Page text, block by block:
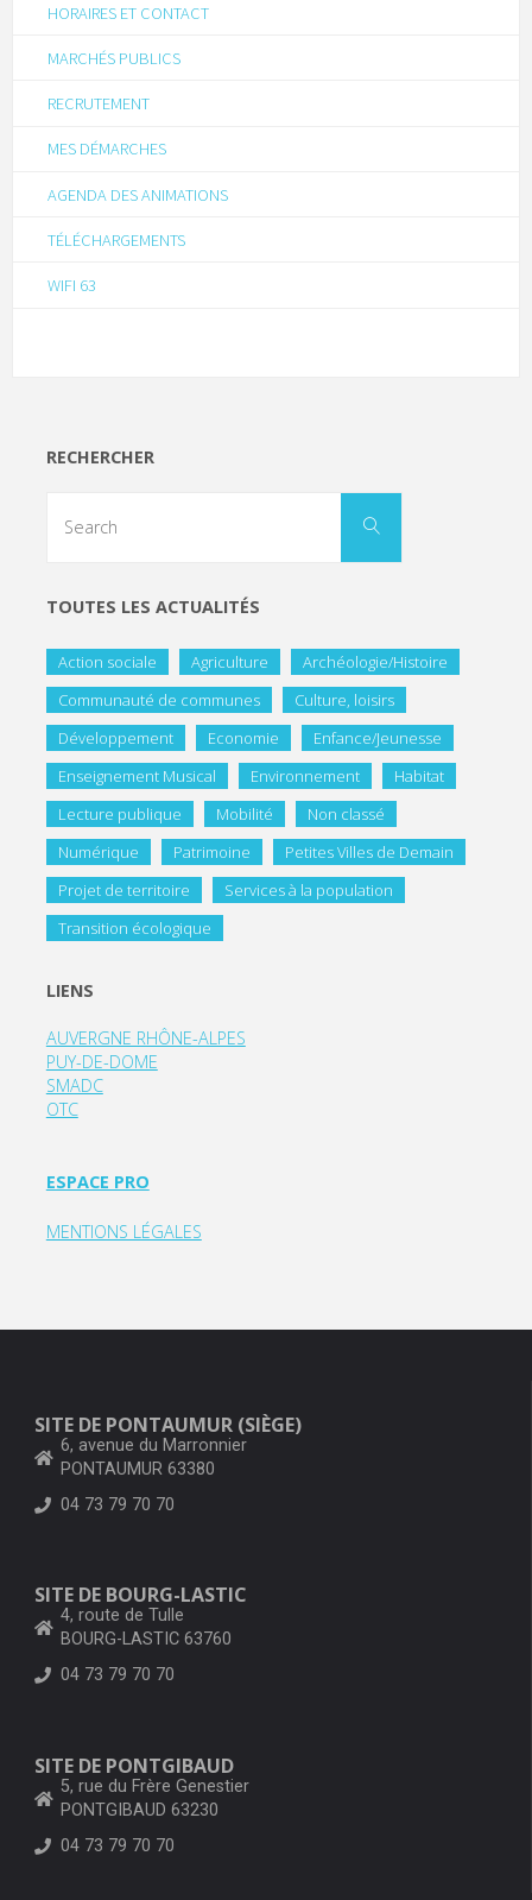
HORAIRES ET CONTACT
MARCHÉS PUBLICS
RECRUTEMENT
MES DÉMARCHES
AGENDA DES ANIMATIONS
TÉLÉCHARGEMENTS
WIFI 63
RECHERCHER
TOUTES LES ACTUALITÉS
Action sociale Agriculture
Archéologie/Histoire
Communauté de communes
Culture, loisirs
Développement
Economie
Enfance/Jeunesse
Enseignement Musical
Environnement
Habitat
Lecture publique
Mobilité
Non classé
Numérique
Patrimoine
Petites Villes de Demain
Projet de territoire
Services à la population
Transition écologique
LIENS
AUVERGNE RHÔNE-ALPES
PUY-DE-DOME
SMADC
OTC
ESPACE PRO
MENTIONS LÉGALES
SITE DE PONTAUMUR (SIÈGE)
6, avenue du Marronnier
PONTAUMUR 63380
04 73 79 70 70
SITE DE BOURG-LASTIC
4, route de Tulle
BOURG-LASTIC 63760
04 73 79 70 70
SITE DE PONTGIBAUD
5, rue du Frère Genestier
PONTGIBAUD 63230
04 73 79 70 70